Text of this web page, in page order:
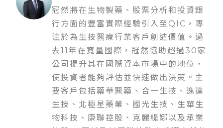
冠然將在生物製藥、股票分析和投資銀
行方面的豐富實際經驗引入至QIC，專
注於為生技醫療行業客戶創造價值。過
去11年在寬量國際，冠然協助超過30家
公司提升其在國際資本市場中的地位，
使投資者能夠評估並快速做出決策。主
要客戶包括藥華醫藥、合一生技、逸達
生技、北極星藥業、國光生技、生華生
物科技、康聯控股、克麗緹娜以及承業